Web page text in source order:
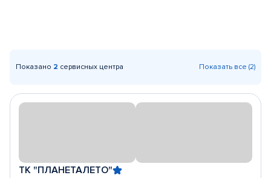
Показано 2 сервисных центра Показать все (2)
ТК "ПЛАНЕТАЛЕТО"